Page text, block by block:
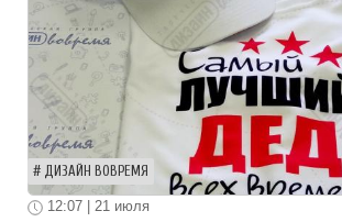
ДИЗАЙН ВОВРЕМЯ
12:07 | 21 июля